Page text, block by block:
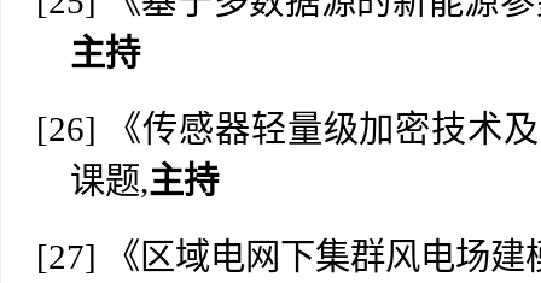
主持
[26]
《传感器轻量级加密技术
课题,主持
[27]
《区域电网下集群风电场